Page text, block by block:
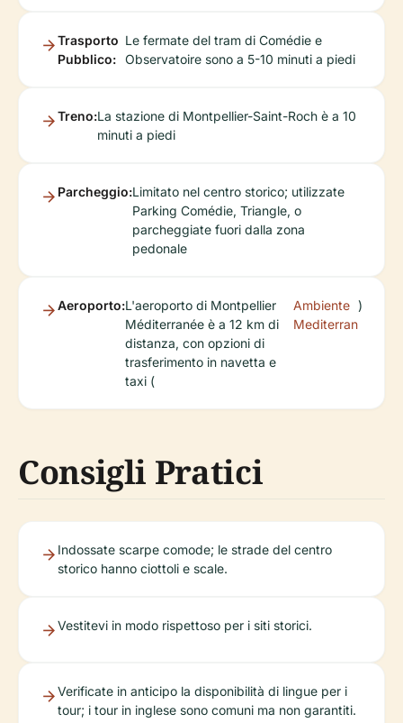
Trasporto
Pubblico:
Le fermate del tram di Comédie e
Observatoire sono a 5-10 minuti a piedi
Treno:La stazione di Montpellier-Saint-Roch è a 10
minuti a piedi
Parcheggio:Limitato nel centro storico; utilizzate
Parking Comédie, Triangle, o
parcheggiate fuori dalla zona
pedonale
Aeroporto:L'aeroporto di Montpellier
Méditerranée è a 12 km di
distanza, con opzioni di
trasferimento in navetta e
taxi (
Ambiente
Mediterran
)
Consigli Pratici
Indossate scarpe comode; le strade del centro
storico hanno ciottoli e scale.
Vestitevi in modo rispettoso per i siti storici.
Verificate in anticipo la disponibilità di lingue per i
tour; i tour in inglese sono comuni ma non garantiti.